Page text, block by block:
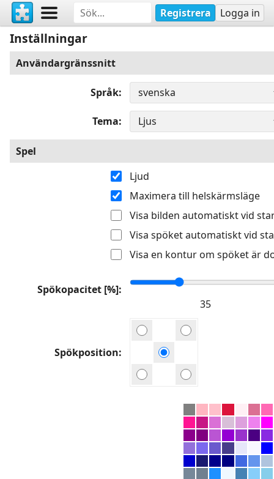
Registrera Logga in
Inställningar
Användargränssnitt
Språk
Tema
Spel
Ljud
Maximera till helskärmsläge
Visa bilden automatiskt vid
Visa spöket automatiskt vid
Visa en kontur om spöket är
Spökopacitet [%]
Spökposition